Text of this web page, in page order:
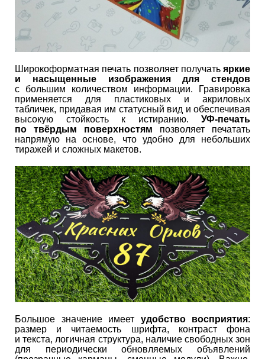
Широкоформатная печать позволяет получать яркие
и насыщенные изображения для стендов
с большим количеством информации. Гравировка
применяется для пластиковых и акриловых
табличек, придавая им статусный вид и обеспечивая
высокую стойкость к истиранию. УФ-печать
по твёрдым поверхностям позволяет печатать
напрямую на основе, что удобно для небольших
тиражей и сложных макетов.
Большое значение имеет удобство восприятия:
размер и читаемость шрифта, контраст фона
и текста, логичная структура, наличие свободных зон
для периодически обновляемых объявлений